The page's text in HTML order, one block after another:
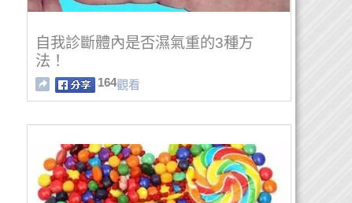
自我診斷體內是否濕氣重的3種方
法！
164觀看